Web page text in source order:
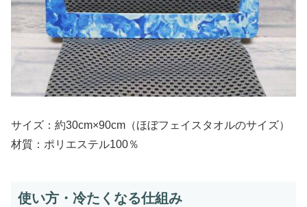
サイズ：約30cm×90cm（ほぼフェイスタオルのサイズ）
材質：ポリエステル100％
使い方・冷たくなる仕組み